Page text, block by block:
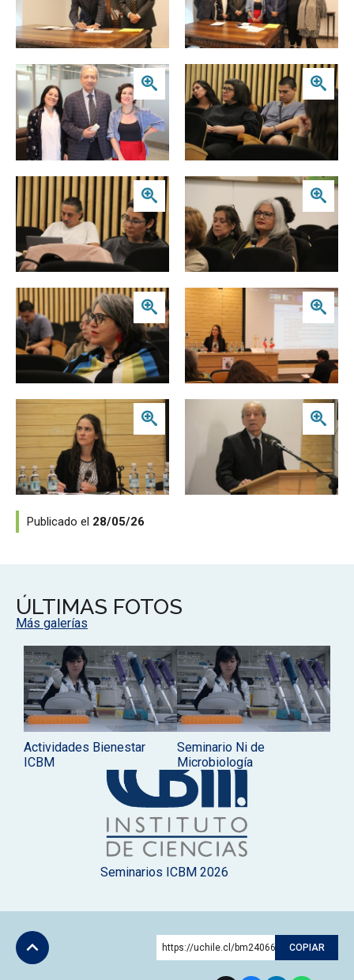
Zoom Zoom
Zoom Zoom
Zoom
Zoom
Publicado el 28/05/26
ÚLTIMAS FOTOS
Más galerías
Actividades Bienestar
ICBM
Seminario Ni de
Microbiología
Seminarios ICBM 2026
https://uchile.cl/bm240669 COPIAR